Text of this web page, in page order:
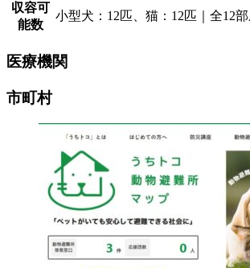
収容可
能数
小型犬：12匹、猫：12匹｜全12
医療機関
市町村